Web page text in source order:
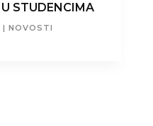
STUDENCIMA
| NOVOSTI